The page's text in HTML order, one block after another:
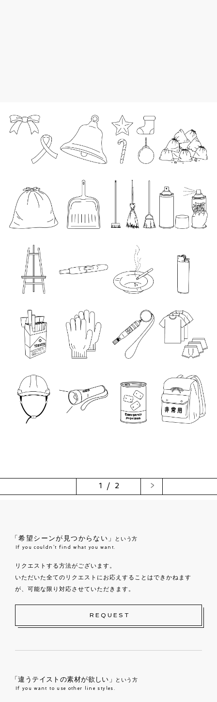
1 / 2 >
「希望シーンが見つからない」 という方
If you couldn’t find what you want.
リクエストする方法がございます。
いただいた全てのリクエストにお応えすることはできかねます
が、可能な限り対応させていただきます。
REQUEST
「違うテイストの素材が欲しい」 という方
If you want to use other line styles.